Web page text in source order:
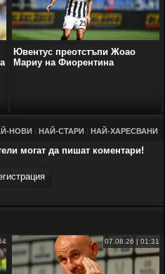
Ювентус преотстъпи Жоао
Мариу на Фиорентина
НОВИ НАЙ-СТАРИ НАЙ-ХАРЕСВАНИ
могат да пишат коментари!
07.08.26 | 01:31